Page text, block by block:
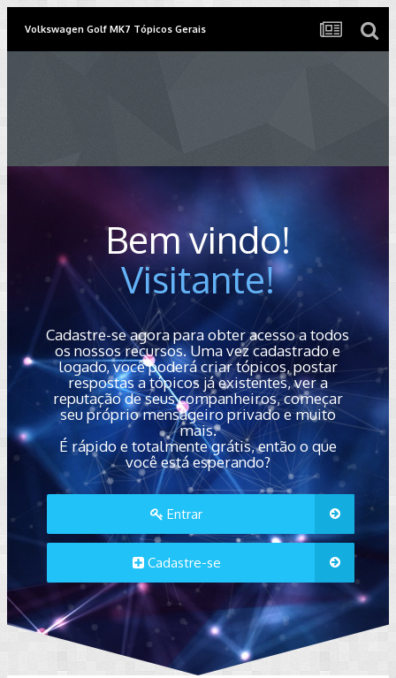
Volkswagen Golf MK7 Tópicos Gerais
Bem vindo!
Visitante!
Cadastre-se agora para obter acesso a todos
os nossos recursos. Uma vez cadastrado e
logado, você poderá criar tópicos, postar
respostas a tópicos já existentes, ver a
reputação de seus companheiros, começar
seu próprio mensageiro privado e muito
mais.
É rápido e totalmente grátis, então o que
você está esperando?
Entrar
Cadastre-se